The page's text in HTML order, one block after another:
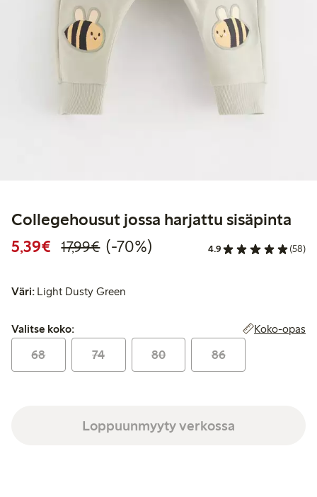
Collegehousut jossa harjattu sisäpinta
5,39€ Alennettu hinta: 5,39 €
17,99€Normaalihinta: 17,99 €
70% alennus
(-70%) 4.9 (58)
Väri: Light Dusty Green
Valitse koko:
Valitse koko: Koko-opas
68 74 80 86
Loppuunmyyty verkossa